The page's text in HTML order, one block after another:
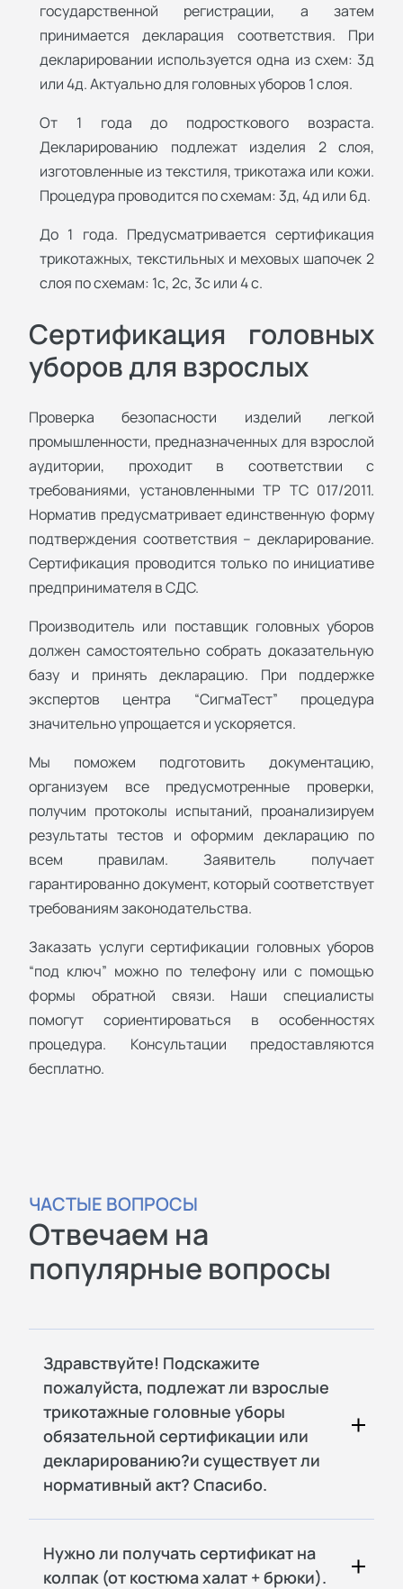
государственной регистрации, а затем
принимается декларация соответствия. При
декларировании используется одна из схем: 3д
или 4д. Актуально для головных уборов 1 слоя.
От 1 года до подросткового возраста.
Декларированию подлежат изделия 2 слоя,
изготовленные из текстиля, трикотажа или кожи.
Процедура проводится по схемам: 3д, 4д или 6д.
До 1 года. Предусматривается сертификация
трикотажных, текстильных и меховых шапочек 2
слоя по схемам: 1с, 2с, 3с или 4 с.
Сертификация головных
уборов для взрослых
Проверка безопасности изделий легкой
промышленности, предназначенных для взрослой
аудитории, проходит в соответствии с
требованиями, установленными ТР ТС 017/2011.
Норматив предусматривает единственную форму
подтверждения соответствия – декларирование.
Сертификация проводится только по инициативе
предпринимателя в СДС.
Производитель или поставщик головных уборов
должен самостоятельно собрать доказательную
базу и принять декларацию. При поддержке
экспертов центра “СигмаТест” процедура
значительно упрощается и ускоряется.
Мы поможем подготовить документацию,
организуем все предусмотренные проверки,
получим протоколы испытаний, проанализируем
результаты тестов и оформим декларацию по
всем правилам. Заявитель получает
гарантированно документ, который соответствует
требованиям законодательства.
Заказать услуги сертификации головных уборов
“под ключ” можно по телефону или с помощью
формы обратной связи. Наши специалисты
помогут сориентироваться в особенностях
процедура. Консультации предоставляются
бесплатно.
ЧАСТЫЕ ВОПРОСЫ
Отвечаем на
популярные вопросы
Здравствуйте! Подскажите
пожалуйста, подлежат ли взрослые
трикотажные головные уборы
обязательной сертификации или
декларированию?и существует ли
нормативный акт? Спасибо.
Нужно ли получать сертификат на
колпак (от костюма халат + брюки).